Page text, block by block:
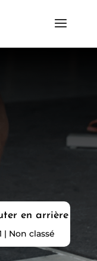
en arrière
| Non classé